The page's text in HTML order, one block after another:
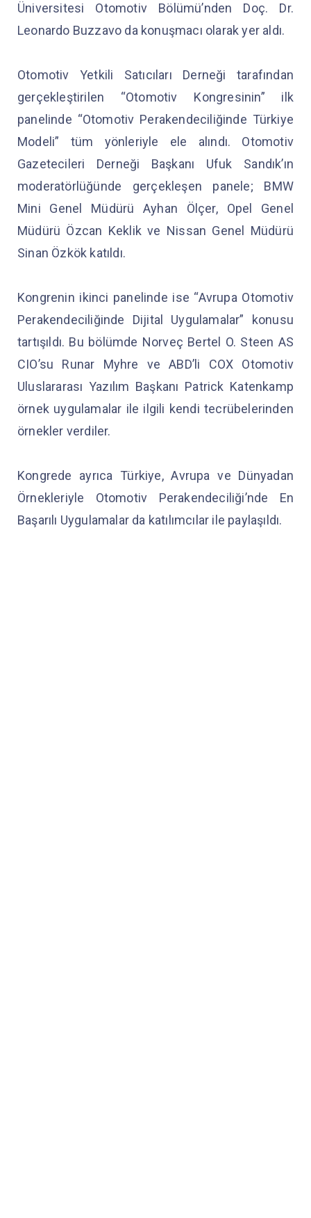
Üniversitesi Otomotiv Bölümü’nden Doç. Dr.
Leonardo Buzzavo da konuşmacı olarak yer aldı.
Otomotiv Yetkili Satıcıları Derneği tarafından
gerçekleştirilen “Otomotiv Kongresinin” ilk
panelinde “Otomotiv Perakendeciliğinde Türkiye
Modeli” tüm yönleriyle ele alındı. Otomotiv
Gazetecileri Derneği Başkanı Ufuk Sandık’ın
moderatörlüğünde gerçekleşen panele; BMW
Mini Genel Müdürü Ayhan Ölçer, Opel Genel
Müdürü Özcan Keklik ve Nissan Genel Müdürü
Sinan Özkök katıldı.
Kongrenin ikinci panelinde ise “Avrupa Otomotiv
Perakendeciliğinde Dijital Uygulamalar” konusu
tartışıldı. Bu bölümde Norveç Bertel O. Steen AS
CIO’su Runar Myhre ve ABD’li COX Otomotiv
Uluslararası Yazılım Başkanı Patrick Katenkamp
örnek uygulamalar ile ilgili kendi tecrübelerinden
örnekler verdiler.
Kongrede ayrıca Türkiye, Avrupa ve Dünyadan
Örnekleriyle Otomotiv Perakendeciliği’nde En
Başarılı Uygulamalar da katılımcılar ile paylaşıldı.